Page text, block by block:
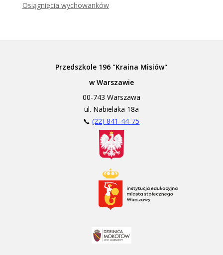
Osiągnięcia wychowanków
Przedszkole 196 "Kraina Misiów"
w Warszawie
00-743 Warszawa
ul. Nabielaka 18a
📞(22) 841-44-75